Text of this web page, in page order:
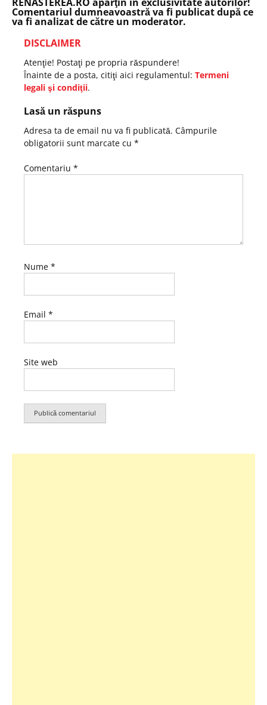
Comentariul dumneavoastră va fi publicat după ce
va fi analizat de către un moderator.
DISCLAIMER
Atenţie! Postaţi pe propria răspundere!
Înainte de a posta, citiţi aici regulamentul: Termeni
legali şi condiţii.
Lasă un răspuns
Adresa ta de email nu va fi publicată. Câmpurile
obligatorii sunt marcate cu *
Comentariu *
Nume *
Email *
Site web